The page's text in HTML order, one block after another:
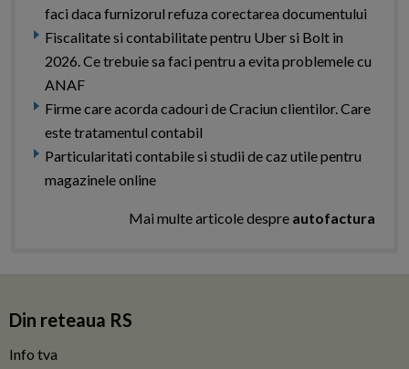
faci daca furnizorul refuza corectarea documentului
Fiscalitate si contabilitate pentru Uber si Bolt in
2026. Ce trebuie sa faci pentru a evita problemele cu
ANAF
Firme care acorda cadouri de Craciun clientilor. Care
este tratamentul contabil
Particularitati contabile si studii de caz utile pentru
magazinele online
Mai multe articole despre autofactura
Din reteaua RS
Info tva